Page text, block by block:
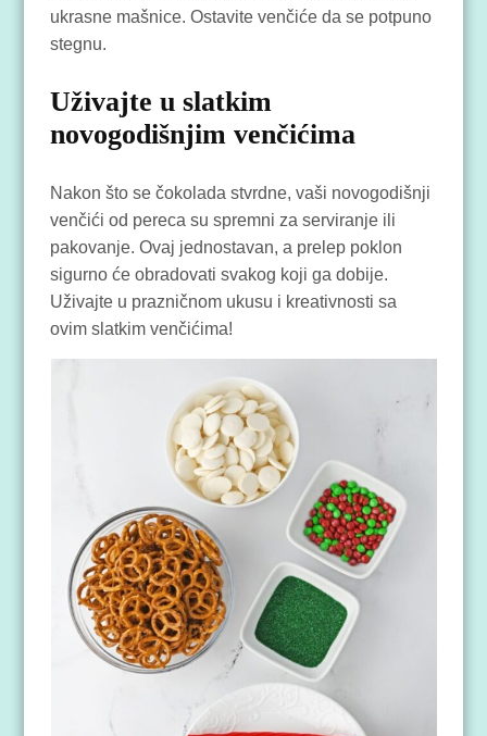
ukrasne mašnice. Ostavite venčiće da se potpuno
stegnu.
Uživajte u slatkim
novogodišnjim venčićima
Nakon što se čokolada stvrdne, vaši novogodišnji
venčići od pereca su spremni za serviranje ili
pakovanje. Ovaj jednostavan, a prelep poklon
sigurno će obradovati svakog koji ga dobije.
Uživajte u prazničnom ukusu i kreativnosti sa
ovim slatkim venčićima!